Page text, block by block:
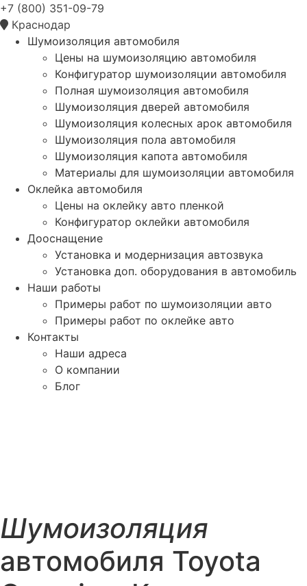
+7 (800) 351-09-79
Краснодар
Шумоизоляция автомобиля
Цены на шумоизоляцию автомобиля
Конфигуратор шумоизоляции автомобиля
Полная шумоизоляция автомобиля
Шумоизоляция дверей автомобиля
Шумоизоляция колесных арок автомобиля
Шумоизоляция пола автомобиля
Шумоизоляция капота автомобиля
Материалы для шумоизоляции автомобиля
Оклейка автомобиля
Цены на оклейку авто пленкой
Конфигуратор оклейки автомобиля
Дооснащение
Установка и модернизация автозвука
Установка доп. оборудования в автомобиль
Наши работы
Примеры работ по шумоизоляции авто
Примеры работ по оклейке авто
Контакты
Наши адреса
О компании
Блог
Шумоизоляция
автомобиля Toyota